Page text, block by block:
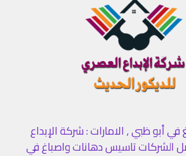
أبو ظبي , الامارات : شركة الإبداع
الشركات تاسيس دهانات واصباغ في